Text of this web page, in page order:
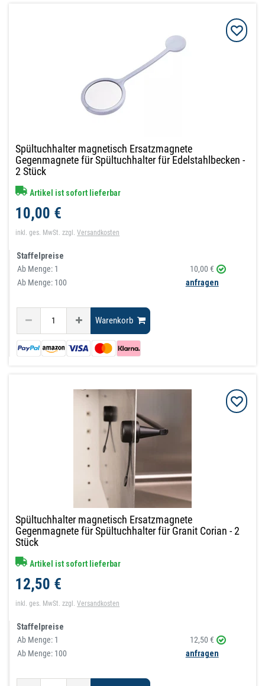
Spültuchhalter magnetisch Ersatzmagnete
Gegenmagnete für Spültuchhalter für Edelstahlbecken -
2 Stück
Artikel ist sofort lieferbar
10,00 €
inkl. ges. MwSt. zzgl.Versandkosten
Staffelpreise
Ab Menge: 1
10,00 €
Ab Menge: 100
anfragen
Warenkorb
Spültuchhalter magnetisch Ersatzmagnete
Gegenmagnete für Spültuchhalter für Granit Corian - 2
Stück
Artikel ist sofort lieferbar
12,50 €
inkl. ges. MwSt. zzgl.Versandkosten
Staffelpreise
Ab Menge: 1
12,50 €
Ab Menge: 100
anfragen